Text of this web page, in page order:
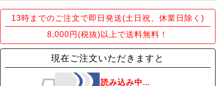
13時までのご注文で即日発送(土日祝、休業日除く)
8,000円(税抜)以上で送料無料！
現在ご注文いただきますと
読み込み中...